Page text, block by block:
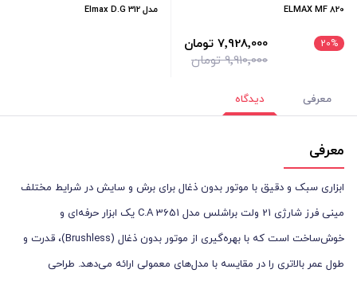
ELMAX MF 820
20%
9٬910٬000 تومان
7٬928٬000 تومان
مدل Elmax D.G 312
معرفی دیدگاه
معرفی
ابزاری سبک و دقیق با موتور بدون ذغال برای برش و سایش در شرایط مختلف
مینی فرز شارژی 21 ولت براشلس مدل C.A 3651 یک ابزار حرفه‌ای و
خوش‌ساخت است که با بهره‌گیری از موتور بدون ذغال (Brushless)، قدرت و
طول عمر بالاتری را در مقایسه با مدل‌های معمولی ارائه می‌دهد. طراحی